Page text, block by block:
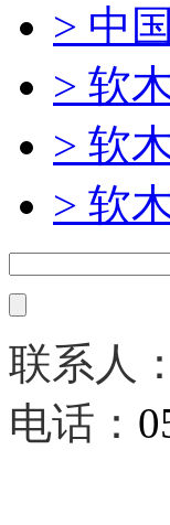
> 中
> 软
> 软
> 软
联系人
电话：